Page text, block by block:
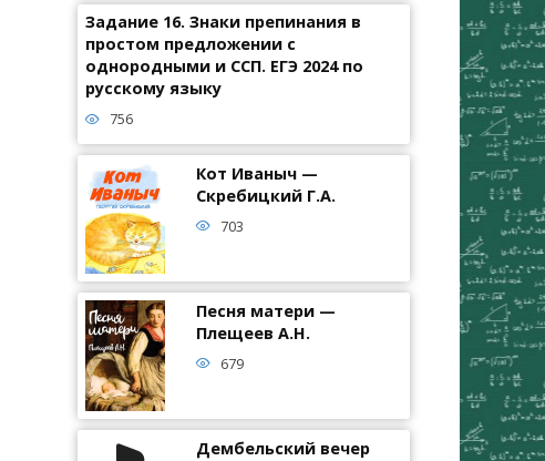
Задание 16. Знаки препинания в
простом предложении с
однородными и ССП. ЕГЭ 2024 по
русскому языку
756
Кот Иваныч —
Скребицкий Г.А.
703
Песня матери —
Плещеев А.Н.
679
Дембельский вечер